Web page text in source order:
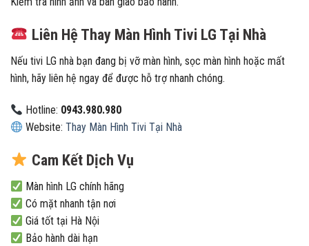
Liên Hệ Thay Màn Hình Tivi LG Tại Nhà
Nếu tivi LG nhà bạn đang bị vỡ màn hình, sọc màn hình hoặc mất
hình, hãy liên hệ ngay để được hỗ trợ nhanh chóng.
Hotline: 0943.980.980
Website:Thay Màn Hình Tivi Tại Nhà
Cam Kết Dịch Vụ
Màn hình LG chính hãng
Có mặt nhanh tận nơi
Giá tốt tại Hà Nội
Bảo hành dài hạn